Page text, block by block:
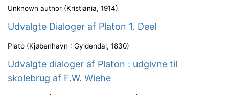
Unknown author (Kristiania, 1914)
Udvalgte Dialoger af Platon 1. Deel
Plato (Kjøbenhavn : Gyldendal, 1830)
Udvalgte dialoger af Platon : udgivne til
skolebrug af F.W. Wiehe